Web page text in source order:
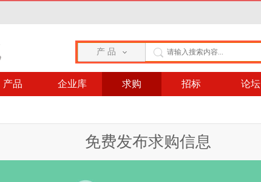
产 品
产品 企业库 求购 招标 论坛
免费发布求购信息